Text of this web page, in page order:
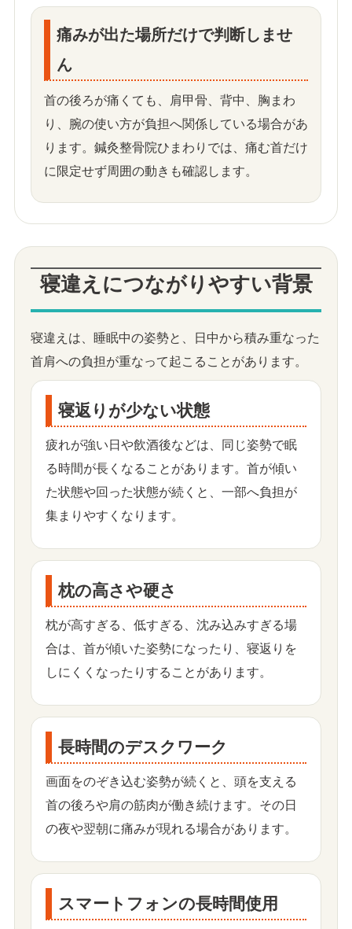
痛みが出た場所だけで判断しませ
ん
首の後ろが痛くても、肩甲骨、背中、胸まわ
り、腕の使い方が負担へ関係している場合があ
ります。鍼灸整骨院ひまわりでは、痛む首だけ
に限定せず周囲の動きも確認します。
寝違えにつながりやすい背景
寝違えは、睡眠中の姿勢と、日中から積み重なった
首肩への負担が重なって起こることがあります。
寝返りが少ない状態
疲れが強い日や飲酒後などは、同じ姿勢で眠
る時間が長くなることがあります。首が傾い
た状態や回った状態が続くと、一部へ負担が
集まりやすくなります。
枕の高さや硬さ
枕が高すぎる、低すぎる、沈み込みすぎる場
合は、首が傾いた姿勢になったり、寝返りを
しにくくなったりすることがあります。
長時間のデスクワーク
画面をのぞき込む姿勢が続くと、頭を支える
首の後ろや肩の筋肉が働き続けます。その日
の夜や翌朝に痛みが現れる場合があります。
スマートフォンの長時間使用